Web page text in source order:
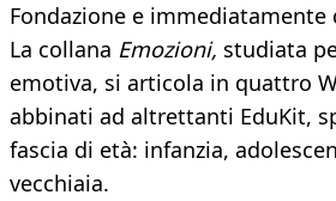
Fondazione e
La collana Emozioni, studiata
emotiva, si articola in quattro
abbinati ad altrettanti EduKit,
fascia di età: infanzia,
vecchiaia.